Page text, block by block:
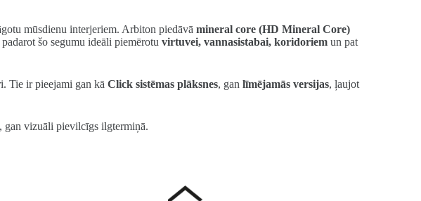
mūsdienu interjeriem. Arbiton piedāvāmineral core (HD Mineral Core)
padarot šo segumu ideāli piemērotuvirtuvei, vannasistabai, koridoriem un pat
Tie ir pieejami gan kāClick sistēmas plāksnes, ganlīmējamās versijas, ļaujot
gan vizuāli pievilcīgs ilgtermiņā.